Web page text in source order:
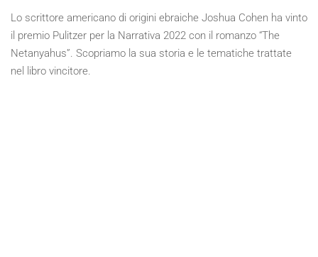
Lo scrittore americano di origini ebraiche Joshua Cohen ha vinto
il premio Pulitzer per la Narrativa 2022 con il romanzo “The
Netanyahus”. Scopriamo la sua storia e le tematiche trattate
nel libro vincitore.